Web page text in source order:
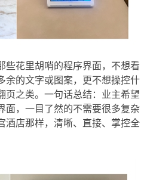
些花里胡哨的程序界面，不想看
余的文字或图案，更不想操控什
页之类。一句话总结：业主希望
面，一目了然的不需要很多复杂
酒店那样，清晰、直接、掌控全